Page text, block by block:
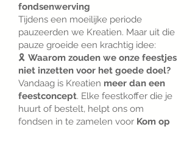
fondsenwerving
Tijdens een moeilijke periode
pauzeerden we Kreatien. Maar uit die
pauze groeide een krachtig idee:
🎗 Waarom zouden we onze feestjes
niet inzetten voor het goede doel?
Vandaag is Kreatien meer dan een
feestconcept. Elke feestkoffer die je
huurt of bestelt, helpt ons om
fondsen in te zamelen voor Kom op